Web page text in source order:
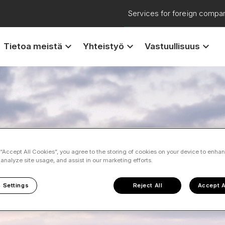
Services for foreign
Tietoa meistä keyboard_arrow_down Yhteistyö keyboard_arrow_down Vastuullisuus keyboard_arrow_down
All Cookies”, you agree to the storing of cookies on your device to
site usage, and assist in our marketing efforts.
Settings Reject All Accept